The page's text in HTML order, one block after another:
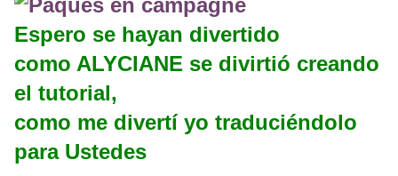
Espero se hayan divertido
como ALYCIANE se divirtió creando
el tutorial,
como me divertí yo traduciéndolo
para Ustedes